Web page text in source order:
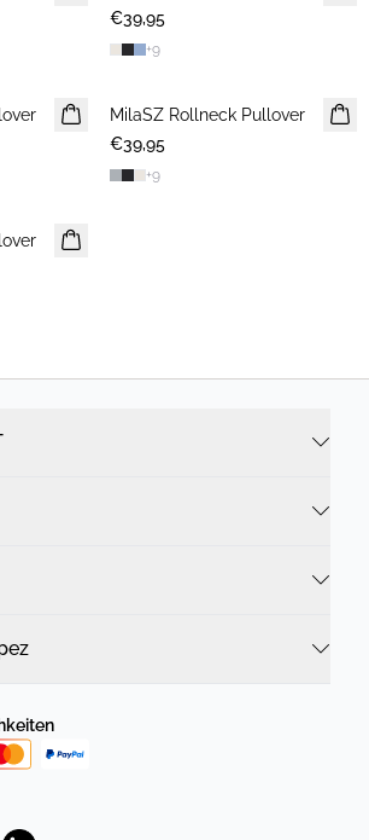
€39,95
+9
2 FOR €65
MilaSZ Rollneck Pullover
€39,95
+9